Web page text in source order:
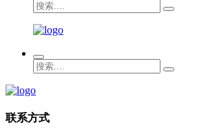
联系方式